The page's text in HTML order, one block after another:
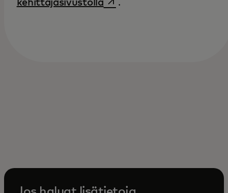
kehittäjäsivustolla
.